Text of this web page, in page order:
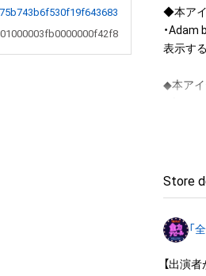
◆本アイ
・
表示す
◆本アイ
◆本アイ
用新案
は、本
Store
「
【出演